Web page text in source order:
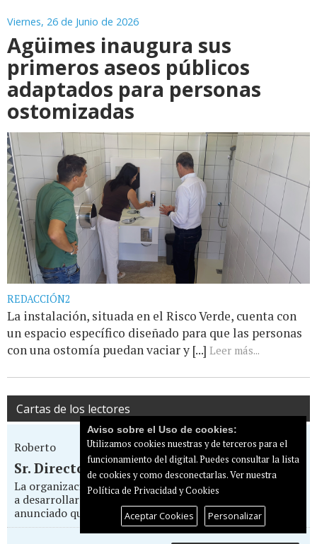
Viernes, 26 de Junio de 2026
Agüimes inaugura sus
primeros aseos públicos
adaptados para personas
ostomizadas
REDACCIÓN2
La instalación, situada en el Risco Verde, cuenta con
un espacio específico diseñado para que las personas
con una ostomía puedan vaciar y [...] Leer más...
Cartas de los lectores
Roberto
Sr. Director... Todo por la pasta
La organización del Eurovision Pride Maspalomas que va
a desarrollarse entre el 14 y 17 de mayo en el Yumbo, ha
anunciado que va a boicotear la...
Aviso sobre el Uso de cookies:
Utilizamos cookies nuestras y de terceros para el
funcionamiento del digital. Puedes consultar la lista
de cookies y como desconectarlas.Ver nuestra
Política de Privacidad y Cookies
Aceptar Cookies Personalizar